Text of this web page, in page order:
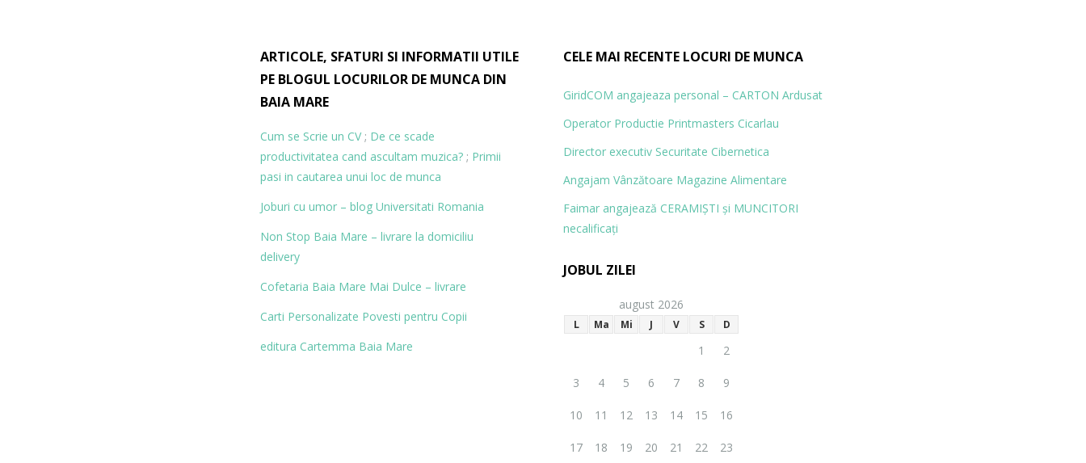
ARTICOLE, SFATURI SI INFORMATII UTILE
PE BLOGUL LOCURILOR DE MUNCA DIN
BAIA MARE
Cum se Scrie un CV; De ce scade
productivitatea cand ascultam muzica? ; Primii
pasi in cautarea unui loc de munca
Joburi cu umor – blog Universitati Romania
Non Stop Baia Mare – livrare la domiciliu
delivery
Cofetaria Baia Mare Mai Dulce – livrare
Carti Personalizate Povesti pentru Copii
editura Cartemma Baia Mare
CELE MAI RECENTE LOCURI DE MUNCA
GiridCOM angajeaza personal – CARTON Ardusat
Operator Productie Printmasters Cicarlau
Director executiv Securitate Cibernetica
Angajam Vânzătoare Magazine Alimentare
Faimar angajează CERAMIŞTI și MUN­CITORI
necalificaţi
JOBUL ZILEI
august 2026
L Ma Mi J V S D
1 2
3 4 5 6 7 8 9
10 11 12 13 14 15 16
17 18 19 20 21 22 23